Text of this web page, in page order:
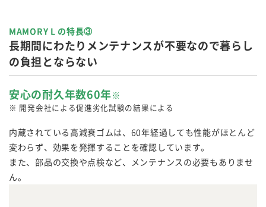
MAMORY L の特長③
長期間にわたりメンテナンスが不要なので暮らし
の負担とならない
安心の耐久年数60年※
※ 開発会社による促進劣化試験の結果による
内蔵されている高減衰ゴムは、60年経過しても性能がほとんど
変わらず、効果を発揮することを確認しています。
また、部品の交換や点検など、メンテナンスの必要もありませ
ん。